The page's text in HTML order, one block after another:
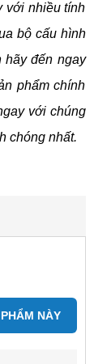
với nhiều tính
bộ cấu hình
đến ngay
phẩm chính
với chúng
chóng nhất.
NÀY